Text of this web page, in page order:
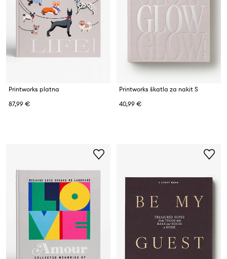
Printworks platna
87,99 €
Printworks škatla za nakit S
40,99 €